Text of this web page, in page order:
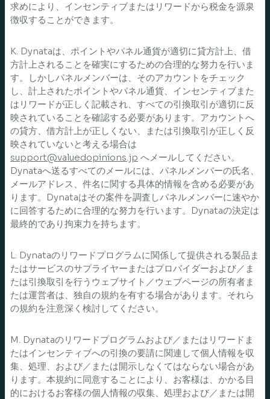
求めにより、インセンティブまたはリワードから税金を源泉
徴収することができます。
K. Dynataは、ポイントやパネル通貨が適切に貸方計上、借
方計上されることを確実にするための合理的な努力を行いま
す。しかしパネルメンバーは、そのアカウントをチェック
し、計上されたポイントやパネル通貨、インセンティブまた
はリワードが正しく記載され、すべての引換取引が適切に反
映されていることを確認する必要があります。アカウントへ
の貸方、借方計上が正しくない、または引換取引が正しく反
映されていないと考える場合は
support@valuedopinions.jp へメールしてください。
Dynataへ送るすべてのメールには、パネルメンバーの氏名、
メールアドレス、件名に関する具体的情報を含める必要があ
ります。Dynataはその案件を調査しパネルメンバーに速やか
に回答するために合理的な努力を行います。Dynataの決定は
最終的であり拘束力を持ちます。
L. Dynataのリワードプログラムに関係して提供される製品ま
たはサービスのサプライヤーまたはプロバイダーおよび／ま
たは引換取引を行うウェブサイト／ウェブページの所有者ま
たは運営者は、独自の規約を有する場合があります。それら
の規約を注意深く検討してください。
M. Dynataのリワードプログラムおよび／またはリワードま
たはインセンティブへの引換の要請に関連して個人情報を収
集、処理、および／または開示しなくてはならない場合があ
ります。本規約に同意することにより、お客様は、かかる目
的におけるお客様の個人情報の収集、処理および／または開